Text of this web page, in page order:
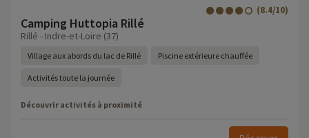
Camping Huttopia Rillé
(8.4/10)
Rillé - Indre-et-Loire (37)
Village aux abords du lac de Rillé Piscine extérieure chauffée
Activités toute la journée
Découvrir activités à proximité